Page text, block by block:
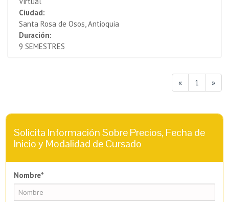
Ciudad:
Santa Rosa de Osos, Antioquia
Duración:
9 SEMESTRES
« 1 »
Solicita Información Sobre Precios, Fecha de
Inicio y Modalidad de Cursado
Nombre*